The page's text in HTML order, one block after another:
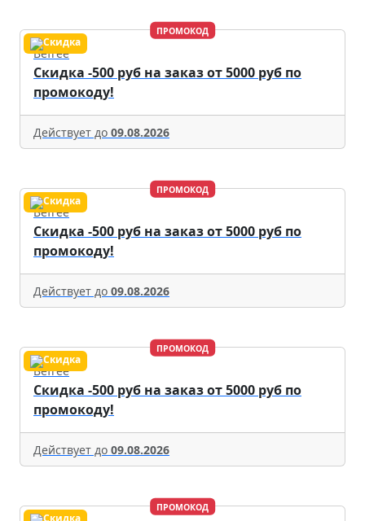
ПРОМОКОД
Befree
Скидка -500 руб на заказ от 5000 руб по
промокоду!
Действует до 09.08.2026
ПРОМОКОД
Befree
Скидка -500 руб на заказ от 5000 руб по
промокоду!
Действует до 09.08.2026
ПРОМОКОД
Befree
Скидка -500 руб на заказ от 5000 руб по
промокоду!
Действует до 09.08.2026
ПРОМОКОД